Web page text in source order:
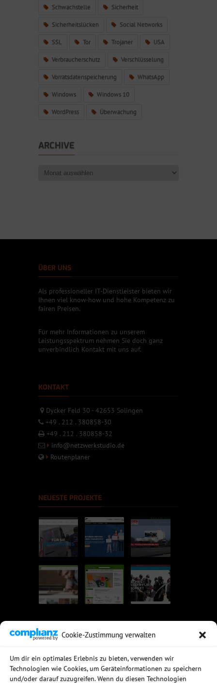
Cookie-Zustimmung verwalten
Um dir ein optimales Erlebnis zu bieten, verwenden wir
Technologien wie Cookies, um Geräteinformationen zu speichern
und/oder darauf zuzugreifen. Wenn du diesen Technologien
Schwachstelle Sicherheit
Sicherheitslücken Social Networks
SSL Tor Trojaner USA
Verbraucherschutz Verschlüsselung
Vorratsdatenspeicherung WhatsApp
Windows Windows 10
WordPress Überwachung
ARCHIVE
ÜBER UNS
Als professioneller IT-Dienstleister bieten wir
Ihnen viel know-how und hohe Kompetenz zu
fairen Preisen.
Für mehr Informationen zu unserem
Leistungsspektrum nehmen Sie doch ganz
unverbindlich Kontakt mit uns auf.
KONTAKT
Dycker Feld 30 - 42653 Solingen
+49 . 212 . 380858-30
+49 . 212 . 380858-32
info@netzwerkstudio.de
Routenplaner
NEUESTE PROJEKTE
Rechtssichere Email-Archivierung
MDaemon Mail- & Groupwareserver